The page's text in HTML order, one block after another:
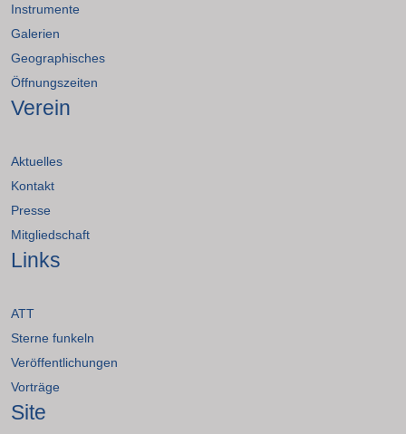
Instrumente
Galerien
Geographisches
Öffnungszeiten
Verein
Aktuelles
Kontakt
Presse
Mitgliedschaft
Links
ATT
Sterne funkeln
Veröffentlichungen
Vorträge
Site